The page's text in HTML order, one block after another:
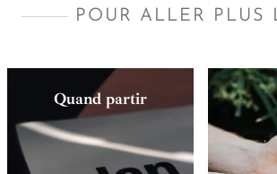
POUR ALLER PLUS
Quand partir